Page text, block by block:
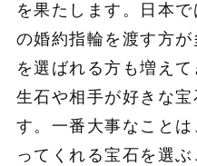
を果たします。日本
の婚約指輪を渡す方
を選ばれる方も増え
生石や相手が好きな
す。一番大事なこと
ってくれる宝石を選ぶ